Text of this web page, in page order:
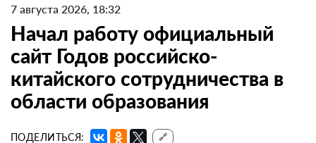
7 августа 2026, 18:32
Начал работу официальный
сайт Годов российско-
китайского сотрудничества в
области образования
ПОДЕЛИТЬСЯ: 🔗